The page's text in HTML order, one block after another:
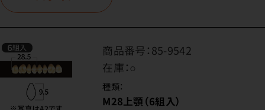
商品番号：85-9542
在庫：○
種類：
M28上顎（6組入）